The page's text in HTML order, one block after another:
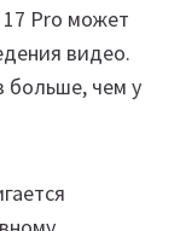
Pro может
видео.
больше, чем у